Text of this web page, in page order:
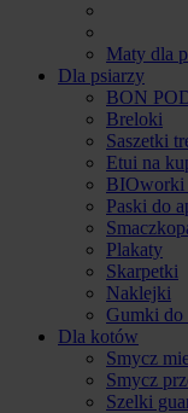
Maty dla
Dla psiarzy
BON
Breloki
Saszetki
Etui na
BIOworki
Paski do
Plakaty
Skarpetki
Naklejki
Gumki do
Dla kotów
Smycz
Smycz
Szelki